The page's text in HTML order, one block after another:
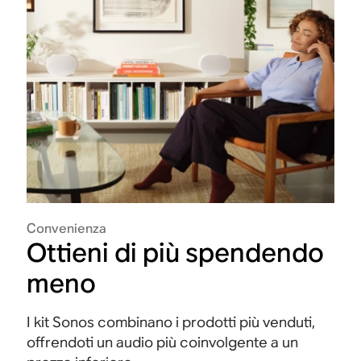
Convenienza
Ottieni di più spendendo
meno
I kit Sonos combinano i prodotti più venduti,
offrendoti un audio più coinvolgente a un